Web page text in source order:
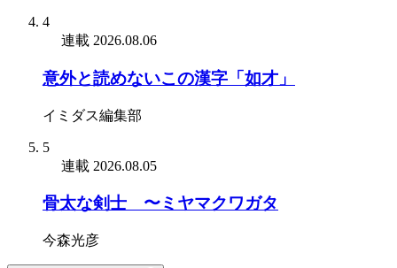
4
連載 2026.08.06
意外と読めないこの漢字「如才」
イミダス編集部
5
連載 2026.08.05
骨太な剣士 〜ミヤマクワガタ
今森光彦